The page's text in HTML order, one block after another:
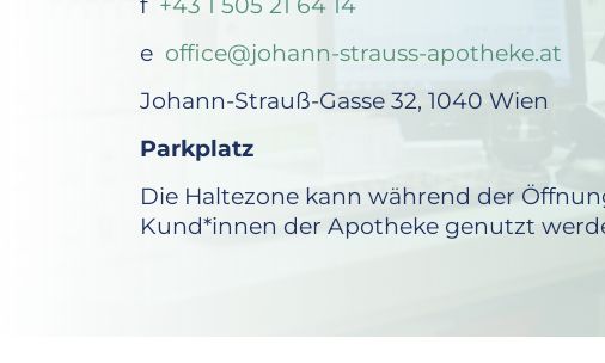
e office@johann-strauss-apotheke.at
Johann-Strauß-Gasse 32, 1040 Wien
Parkplatz
Die Haltezone kann während der
Kund*innen der Apotheke genutzt